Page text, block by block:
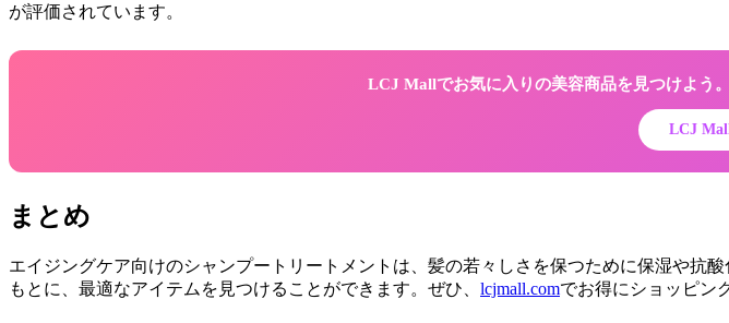
が評価されています。
LCJ Mallでお気に入りの美容商品を見つけよう
LCJ
まとめ
エイジングケア向けのシャンプートリートメントは、髪の若々しさを保つために保湿や抗
もとに、最適なアイテムを見つけることができます。ぜひ、 lcjmall.comでお得にショッピン